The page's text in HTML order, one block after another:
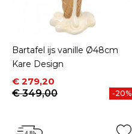
Bartafel ijs vanille Ø48cm
Kare Design
Prijs
€ 279,20
Normale prijs
€ 349,00
-20%